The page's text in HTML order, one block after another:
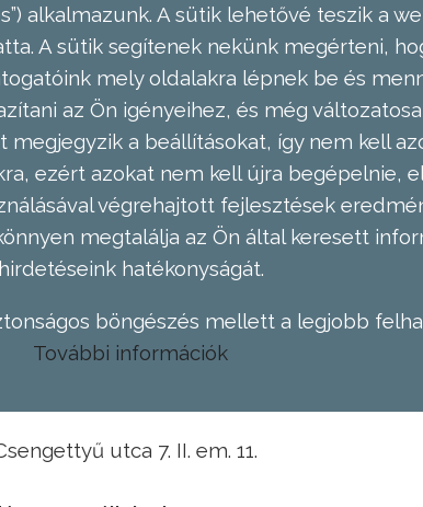
alkalmazunk. A sütik lehetővé teszik a
A sütik segítenek nekünk megérteni,
mely oldalakra lépnek be és
az Ön igényeihez, és még
a beállításokat, így nem kell
ezért azokat nem kell újra begépelnie,
végrehajtott fejlesztések
megtalálja az Ön által keresett
hirdetéseink hatékonyságát.
böngészés mellett a legjobb
További információk
utca 7. II. em. 11.